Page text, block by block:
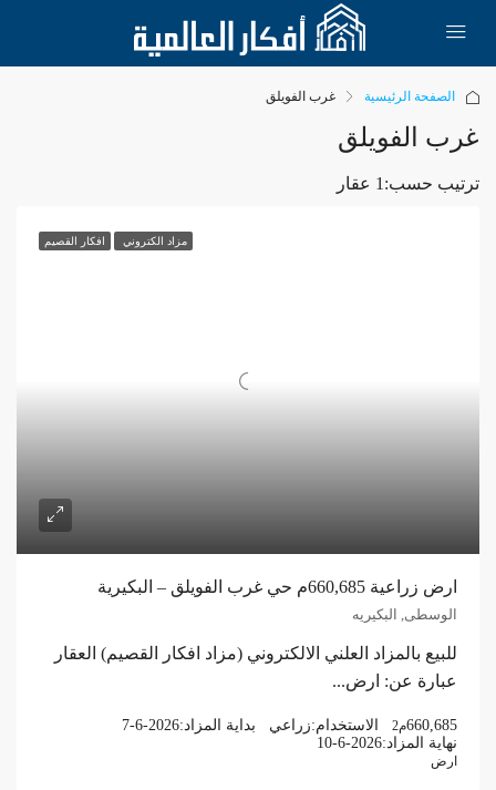
الصفحة الرئيسية غرب الفويلق
غرب الفويلق
1 عقار ترتيب حسب:
مزاد الكتروني افكار القصيم
ارض زراعية 660,685م حي غرب الفويلق – البكيرية
الوسطى, البكيريه
للبيع بالمزاد العلني الالكتروني (مزاد افكار القصيم) العقار
عبارة عن: ارض...
660,685م2 الاستخدام:زراعي بداية المزاد:7-6-2026
نهاية المزاد:10-6-2026
ارض